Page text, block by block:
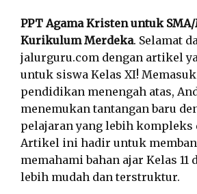
PPT Agama Kristen untuk SMA/
Kurikulum Merdeka. Selamat
jalurguru.com dengan artikel
untuk siswa Kelas XI!
pendidikan menengah atas,
menemukan tantangan baru
pelajaran yang lebih kompleks
Artikel ini hadir untuk
memahami bahan ajar Kelas 11
lebih mudah dan terstruktur.